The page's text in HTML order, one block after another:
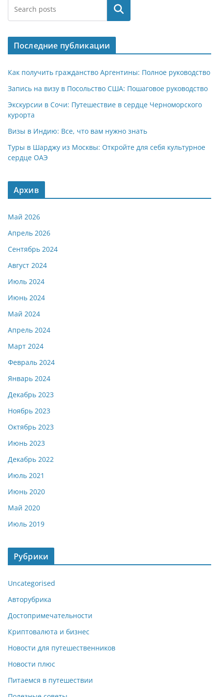
Поиск
Последние публикации
Как получить гражданство Аргентины: Полное руководство
Запись на визу в Посольство США: Пошаговое руководство
Экскурсии в Сочи: Путешествие в сердце Черноморского
курорта
Визы в Индию: Все, что вам нужно знать
Туры в Шарджу из Москвы: Откройте для себя культурное
сердце ОАЭ
Архив
Май 2026
Апрель 2026
Сентябрь 2024
Август 2024
Июль 2024
Июнь 2024
Май 2024
Апрель 2024
Март 2024
Февраль 2024
Январь 2024
Декабрь 2023
Ноябрь 2023
Октябрь 2023
Июнь 2023
Декабрь 2022
Июль 2021
Июнь 2020
Май 2020
Июль 2019
Рубрики
Uncategorised
Авторубрика
Достопримечательности
Криптовалюта и бизнес
Новости для путешественников
Новости плюс
Питаемся в путешествии